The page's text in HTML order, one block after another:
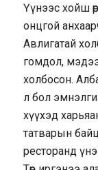
Үүнээс хойш
онцгой
Авлигатай
гомдол,
холбосон.
л бол
хүүхэд
татварын
ресторанд